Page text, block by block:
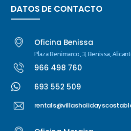
DATOS DE CONTACTO
Oficina Benissa
Plaza Benimarco, 3, Benissa,
966 498 760

693 552 509